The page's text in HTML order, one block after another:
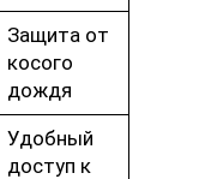
Защита от
косого
дождя
Удобный
доступ к